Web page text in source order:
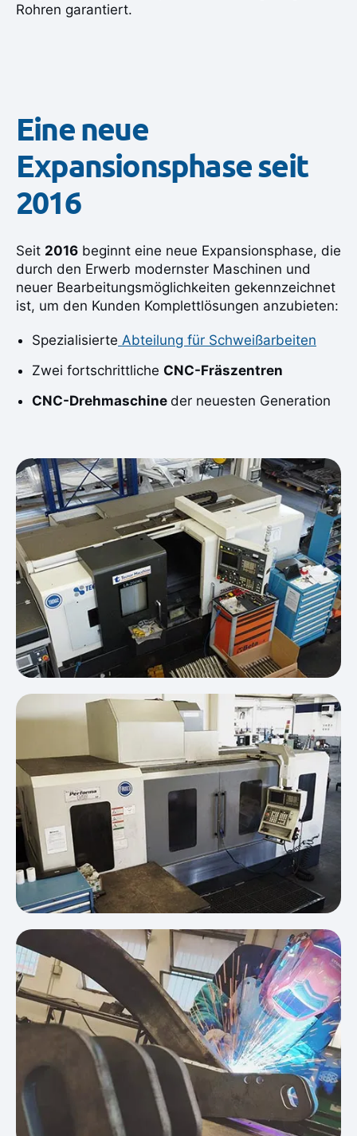
Rohren garantiert.
Eine neue
Expansionsphase seit
2016
Seit 2016 beginnt eine neue Expansionsphase, die
durch den Erwerb modernster Maschinen und
neuer Bearbeitungsmöglichkeiten gekennzeichnet
ist, um den Kunden Komplettlösungen anzubieten:
Spezialisierte Abteilung für Schweißarbeiten
Zwei fortschrittliche CNC-Fräszentren
CNC-Drehmaschine der neuesten Generation